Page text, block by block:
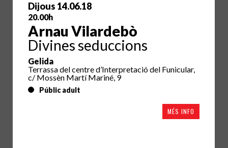
Dijous 14.06.18
20.00h
Arnau Vilardebò
Divines seduccions
Gelida
Terrassa del centre d’Interpretació del Funicular,
c/ Mossèn Martí Mariné, 9
Públic adult
MÉS INFO